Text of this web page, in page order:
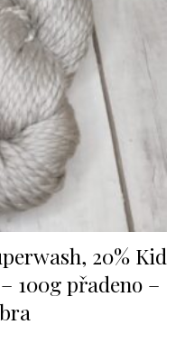
20% Kid
100g přadeno –